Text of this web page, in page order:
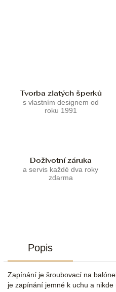
Tvorba zlatých šperků
s vlastním designem od
roku 1991
Doživotní záruka
a servis každé dva roky
zdarma
Popis
Zapínání je šroubovací na
je zapínání jemné k uchu a nikde